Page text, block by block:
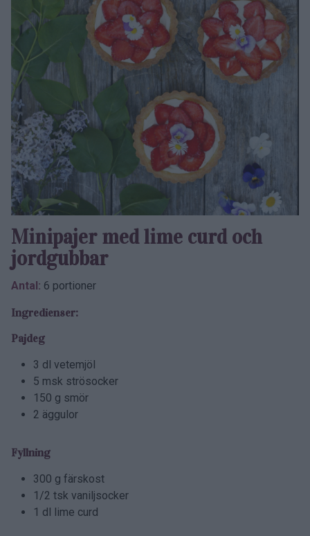
Minipajer med lime curd och
jordgubbar
Antal: 6 portioner
Ingredienser:
Pajdeg
3 dl vetemjöl
5 msk strösocker
150 g smör
2 äggulor
Fyllning
300 g färskost
1/2 tsk vaniljsocker
1 dl lime curd